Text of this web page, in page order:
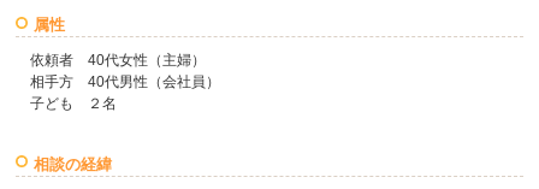
属性
依頼者 40代女性（主婦）
相手方 40代男性（会社員）
子ども ２名
相談の経緯